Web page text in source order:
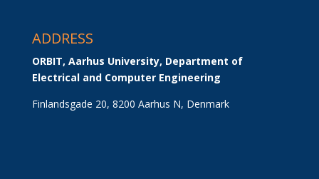
ADDRESS
ORBIT, Aarhus University, Department of
Electrical and Computer Engineering
Finlandsgade 20, 8200 Aarhus N, Denmark